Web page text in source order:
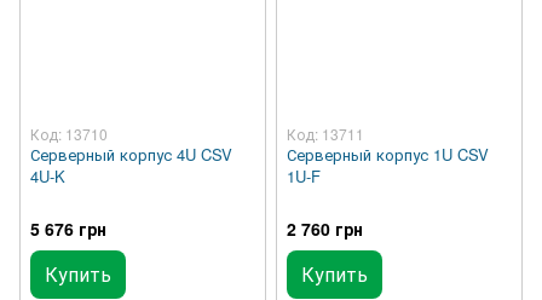
Код: 13710
Серверный корпус 4U CSV
4U-K
5 676 грн
Купить
Код: 13711
Серверный корпус 1U CSV
1U-F
2 760 грн
Купить